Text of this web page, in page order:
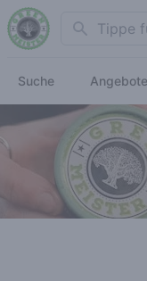
Search
Suche Angebote